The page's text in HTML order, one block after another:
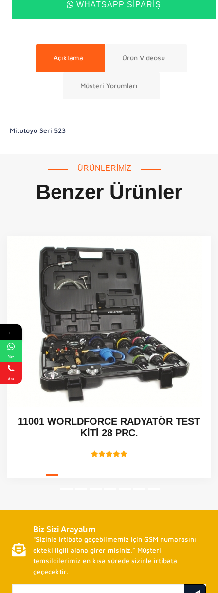
WHATSAPP SIPARIŞ
Açıklama Ürün Videosu
Müşteri Yorumları
Mitutoyo Seri 523
ÜRÜNLERIMIZ
Benzer Ürünler
Mitutoyo Borematic 56B
Biz Sizi Arayalım
“Sizinle irtibata geçebilmemiz için GSM numarasını
ekteki ilgili alana girer misiniz.” Müşteri
temsilcilerimiz en kısa sürede sizinle irtibata
geçecektir.
←
Yaz
Ara